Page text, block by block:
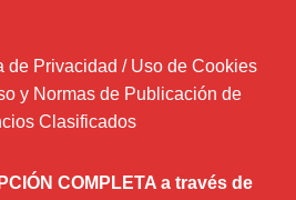
de Privacidad / Uso de Cookies
y Normas de Publicación de
Clasificados
COMPLETA a través de